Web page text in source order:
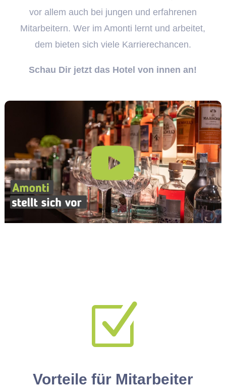
vor allem auch bei jungen und erfahrenen
Mitarbeitern. Wer im Amonti lernt und arbeitet,
dem bieten sich viele Karrierechancen.
Schau Dir jetzt das Hotel von innen an!
Z
Vorteile für Mitarbeiter